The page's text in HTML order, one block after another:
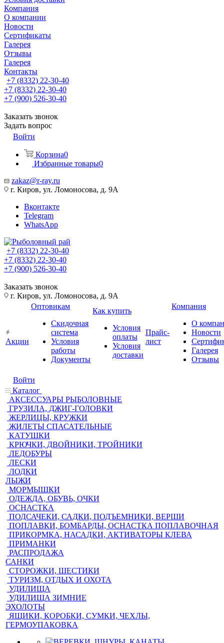
Компания
О компании
Новости
Сертификаты
Галерея
Отзывы
Галерея
Контакты
+7 (8332) 22-30-40
+7 (8332) 22-30-40
+7 (900) 526-30-40
Заказать звонок
Задать вопрос
Войти
Корзина0
Избранные товары0
zakaz@r-ray.ru
г. Киров, ул. Ломоносова, д. 9А
Вконтакте
Telegram
WhatsApp
+7 (8332) 22-30-40
+7 (8332) 22-30-40
+7 (900) 526-30-40
Заказать звонок
г. Киров, ул. Ломоносова, д. 9А
Акции
Оптовикам
Скидочная
система
Условия
работы
Документы
Как купить
Условия
оплаты
Условия
доставки
Прайс-
лист
Компания
О
Новости
Галерея
Отзывы
Войти
Каталог
АКСЕССУАРЫ РЫБОЛОВНЫЕ
ГРУЗИЛА, ДЖИГ-ГОЛОВКИ
ЖЕРЛИЦЫ, КРУЖКИ
ЖИЛЕТЫ СПАСАТЕЛЬНЫЕ
КАТУШКИ
КРЮЧКИ, ДВОЙНИКИ, ТРОЙНИКИ
ЛЕДОБУРЫ
ЛЕСКИ
ЛОДКИ
ЛЫЖИ
МОРМЫШКИ
ОДЕЖДА, ОБУВЬ, ОЧКИ
ОСНАСТКА
ПОДСАЧЕКИ, САДКИ, ПОДЪЕМНИКИ, ВЕРШИ
ПОПЛАВКИ, БОМБАРДЫ, ОСНАСТКА ПОПЛАВОЧНАЯ
ПРИКОРМКА, НАСАДКИ, АКТИВАТОРЫ КЛЕВА
ПРИМАНКИ
РАСПРОДАЖА
САНКИ
СТОРОЖКИ, ШЕСТИКИ
ТУРИЗМ, ОТДЫХ И ОХОТА
УДИЛИЩА
УДИЛИЩА ЗИМНИЕ
ЭХОЛОТЫ
ЯЩИКИ, КОРОБКИ, СУМКИ, ЧЕХЛЫ,
ГЕРМОУПАКОВКА